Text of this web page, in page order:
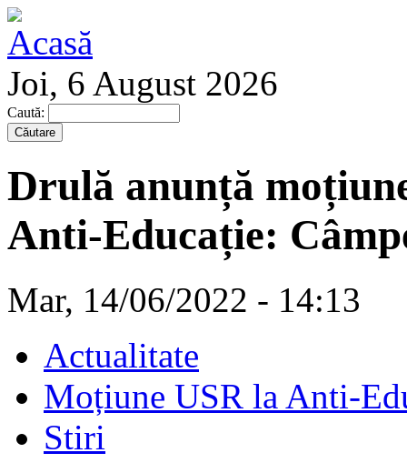
Joi, 6 August 2026
Caută:
Drulă anunță
Anti-Educație:
Mar, 14/06/2022 - 14:13
Actualitate
Moțiune USR la Anti-
Stiri